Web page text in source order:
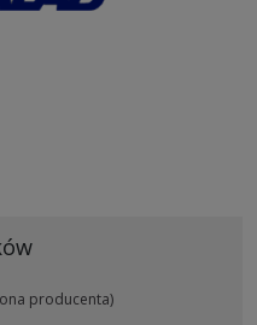
producenta)